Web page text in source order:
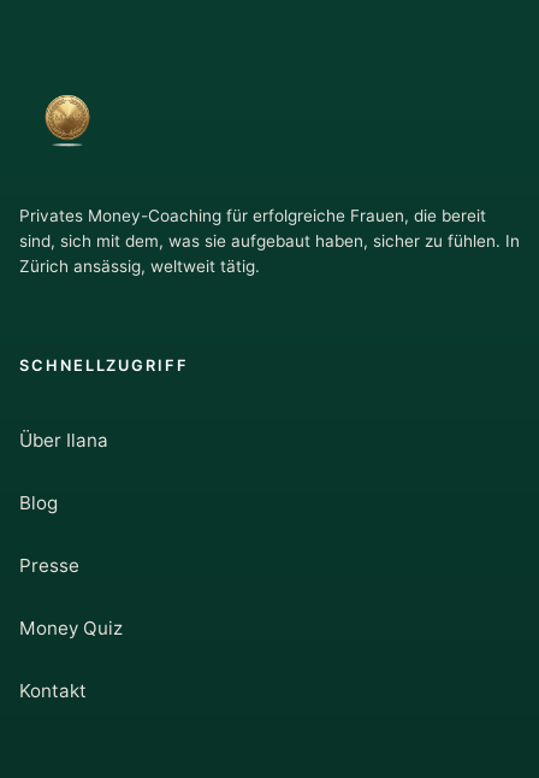
Privates Money-Coaching für erfolgreiche Frauen, die bereit
sind, sich mit dem, was sie aufgebaut haben, sicher zu fühlen. In
Zürich ansässig, weltweit tätig.
SCHNELLZUGRIFF
Über Ilana
Blog
Presse
Money Quiz
Kontakt